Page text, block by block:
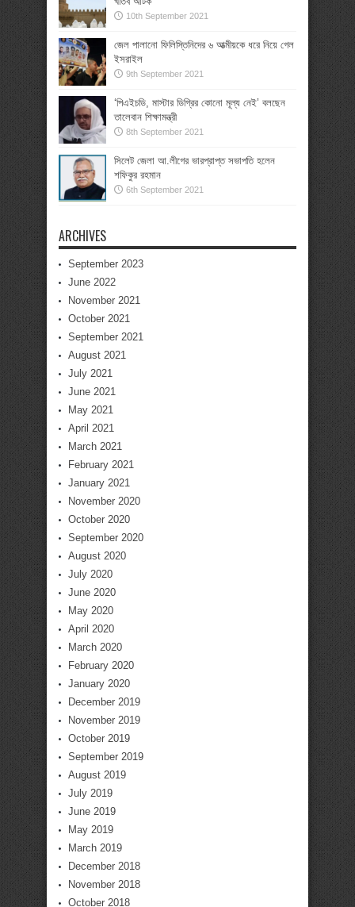
10th September 2021
জেল পালানো ফিলিস্তিনিদের ৬ আত্মীয়কে ধরে নিয়ে গেল
ইসরাইল
9th September 2021
‘পিএইচডি, মাস্টার ডিগ্রির কোনো মূল্য নেই’ বলছেন
তালেবান শিক্ষামন্ত্রী
8th September 2021
সিলেট জেলা আ.লীগের ভারপ্রাপ্ত সভাপতি হলেন
শফিকুর রহমান
6th September 2021
ARCHIVES
September 2023
June 2022
November 2021
October 2021
September 2021
August 2021
July 2021
June 2021
May 2021
April 2021
March 2021
February 2021
January 2021
November 2020
October 2020
September 2020
August 2020
July 2020
June 2020
May 2020
April 2020
March 2020
February 2020
January 2020
December 2019
November 2019
October 2019
September 2019
August 2019
July 2019
June 2019
May 2019
March 2019
December 2018
November 2018
October 2018